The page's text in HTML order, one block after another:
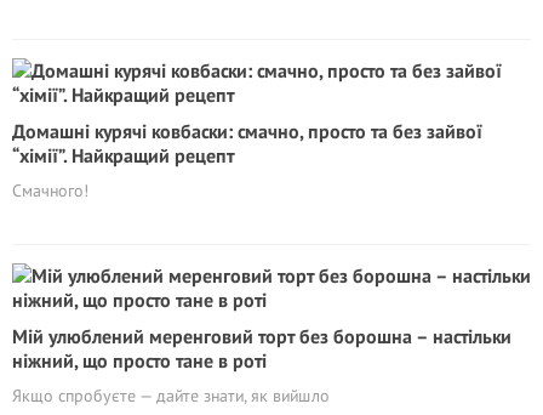
Домашні курячі ковбаски: смачно, просто та без зайвої
“хімії”. Найкращий рецепт
Смачного!
Мій улюблений меренговий торт без борошна – настільки
ніжний, що просто тане в роті
Якщо спробуєте — дайте знати, як вийшло